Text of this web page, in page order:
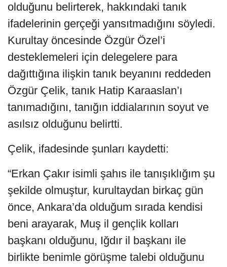
olduğunu belirterek, hakkındaki tanık
ifadelerinin gerçeği yansıtmadığını söyledi.
Kurultay öncesinde Özgür Özel’i
desteklemeleri için delegelere para
dağıttığına ilişkin tanık beyanını reddeden
Özgür Çelik, tanık Hatip Karaaslan’ı
tanımadığını, tanığın iddialarının soyut ve
asılsız olduğunu belirtti.
Çelik, ifadesinde şunları kaydetti:
“Erkan Çakır isimli şahıs ile tanışıklığım şu
şekilde olmuştur, kurultaydan birkaç gün
önce, Ankara’da olduğum sırada kendisi
beni arayarak, Muş il gençlik kolları
başkanı olduğunu, Iğdır il başkanı ile
birlikte benimle görüşme talebi olduğunu